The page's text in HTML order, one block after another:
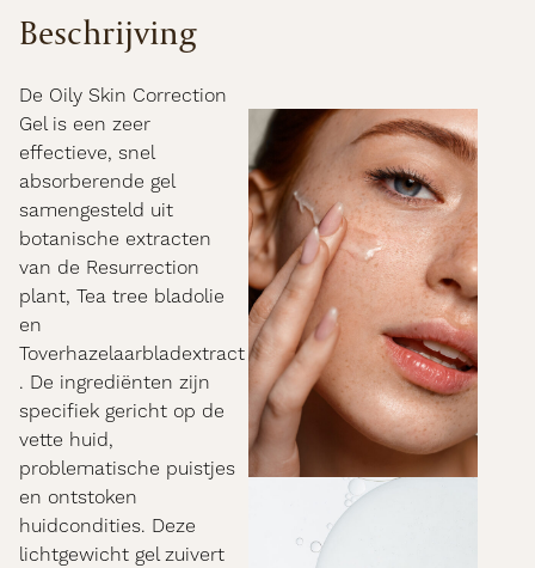
Beschrijving
De Oily Skin Correction
Gel is een zeer
effectieve, snel
absorberende gel
samengesteld uit
botanische extracten
van de Resurrection
plant, Tea tree bladolie
en
Toverhazelaarbladextract
. De ingrediënten zijn
specifiek gericht op de
vette huid,
problematische puistjes
en ontstoken
huidcondities. Deze
lichtgewicht gel zuivert